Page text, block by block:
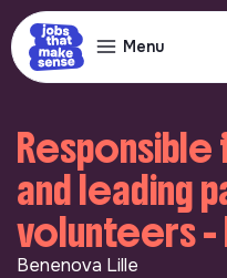
Menu
and leading
volunteers -
Benenova Lille